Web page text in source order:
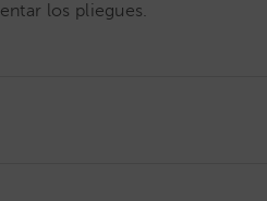
los pliegues.